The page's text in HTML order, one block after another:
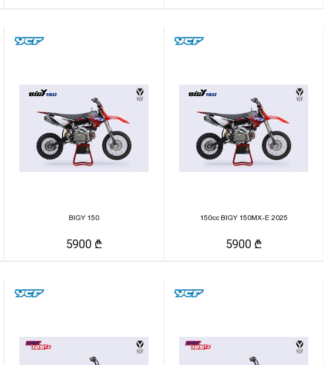
BIGY 150
5900 ₾
150cc BIGY 150MX-E 2025
5900 ₾